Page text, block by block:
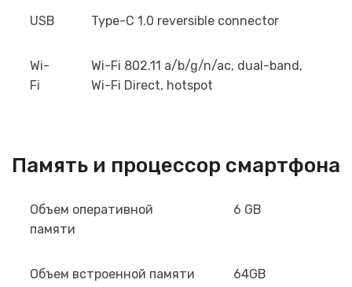
USB Type-C 1.0 reversible connector
Wi-
Fi
Wi-Fi 802.11 a/b/g/n/ac, dual-band,
Wi-Fi Direct, hotspot
Память и процессор смартфона
Объем оперативной
памяти
6 GB
Объем встроенной памяти 64GB